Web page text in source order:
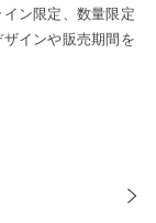
ン限定、数量限定
インや販売期間を